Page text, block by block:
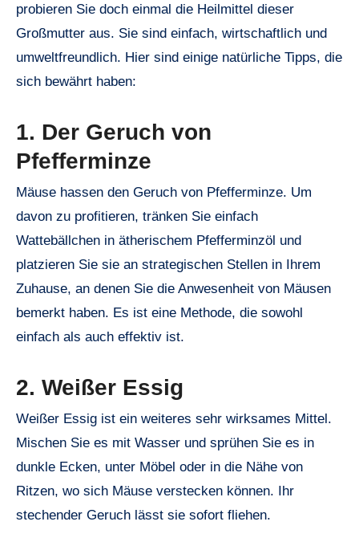
probieren Sie doch einmal die Heilmittel dieser
Großmutter aus. Sie sind einfach, wirtschaftlich und
umweltfreundlich. Hier sind einige natürliche Tipps, die
sich bewährt haben:
1. Der Geruch von
Pfefferminze
Mäuse hassen den Geruch von Pfefferminze. Um
davon zu profitieren, tränken Sie einfach
Wattebällchen in ätherischem Pfefferminzöl und
platzieren Sie sie an strategischen Stellen in Ihrem
Zuhause, an denen Sie die Anwesenheit von Mäusen
bemerkt haben. Es ist eine Methode, die sowohl
einfach als auch effektiv ist.
2. Weißer Essig
Weißer Essig ist ein weiteres sehr wirksames Mittel.
Mischen Sie es mit Wasser und sprühen Sie es in
dunkle Ecken, unter Möbel oder in die Nähe von
Ritzen, wo sich Mäuse verstecken können. Ihr
stechender Geruch lässt sie sofort fliehen.